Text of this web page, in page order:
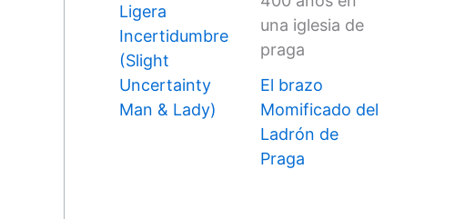
Ligera
Incertidumbre
(Slight
Uncertainty
Man & Lady)
El brazo
Momificado del
Ladrón de
Praga